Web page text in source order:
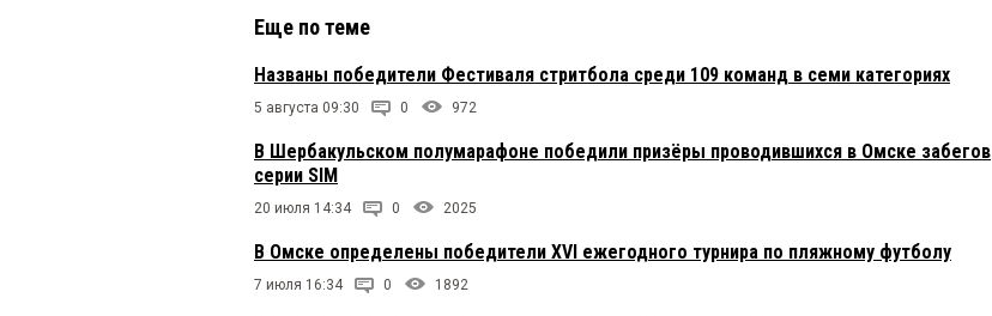
Еще по теме
Названы победители Фестиваля стритбола среди 109 команд в семи категориях
5 августа 09:30 0 972
В Шербакульском полумарафоне победили призёры проводившихся в Омске забегов
серии SIM
20 июля 14:34 0 2025
В Омске определены победители XVI ежегодного турнира по пляжному футболу
7 июля 16:34 0 1892